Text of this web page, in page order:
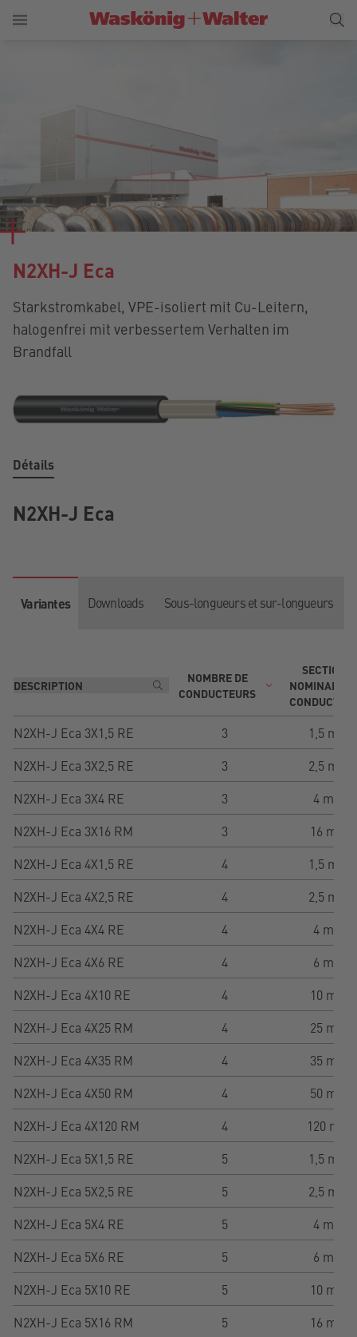
N2XH-J Eca
Starkstromkabel, VPE-isoliert mit Cu-Leitern,
halogenfrei mit verbessertem Verhalten im
Brandfall
Détails
N2XH-J Eca
Variantes Downloads Sous-longueurs et sur-longueurs
NOMBRE DE
CONDUCTEURS
SECTION
NOMINALE
N2XH-J Eca 3X1,5 RE 3
1,5 mm²
N2XH-J Eca 3X2,5 RE
3
2,5 mm²
N2XH-J Eca 3X4 RE
3
4 mm²
N2XH-J Eca 3X16 RM
3
16 mm²
N2XH-J Eca 4X1,5 RE
4
1,5 mm²
N2XH-J Eca 4X2,5 RE
4
2,5 mm²
N2XH-J Eca 4X4 RE
4
4 mm²
N2XH-J Eca 4X6 RE
4
6 mm²
N2XH-J Eca 4X10 RE
4
10 mm²
N2XH-J Eca 4X25 RM
4
25 mm²
N2XH-J Eca 4X35 RM
4
35 mm²
N2XH-J Eca 4X50 RM
4
50 mm²
N2XH-J Eca 4X120 RM
4
120 mm²
N2XH-J Eca 5X1,5 RE
5
1,5 mm²
N2XH-J Eca 5X2,5 RE
5
2,5 mm²
N2XH-J Eca 5X4 RE
5
4 mm²
N2XH-J Eca 5X6 RE
5
6 mm²
N2XH-J Eca 5X10 RE
5
10 mm²
N2XH-J Eca 5X16 RM
5
16 mm²